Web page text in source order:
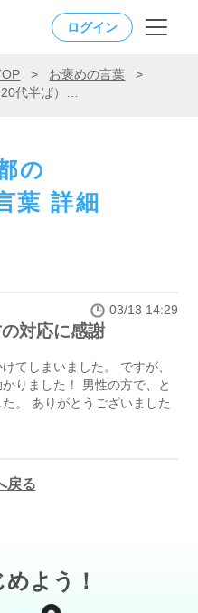
ログイン
> お褒めの言葉
>
の
葉 詳細
03/13 14:29
対応に感謝
てしまいました。 ですが、
りました！ 男性の方で、と
。 ありがとうございました
戻る
よう！